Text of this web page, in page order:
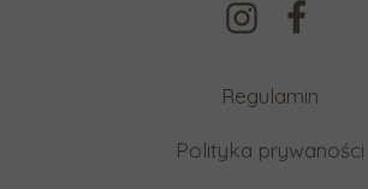
Regulamin
Polityka prywaności